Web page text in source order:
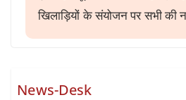
खिलाड़ियों के संयोजन पर सभी की
News-Desk